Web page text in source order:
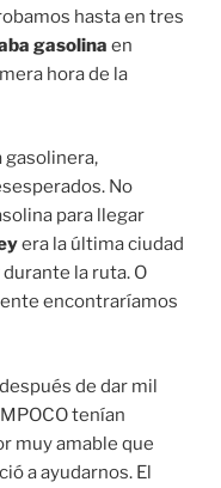
hasta en tres
gasolina en
hora de la
gasolinera,
No
para llegar
era la última ciudad
la ruta. O
encontraríamos
después de dar mil
tenían
muy amable que
a ayudarnos. El